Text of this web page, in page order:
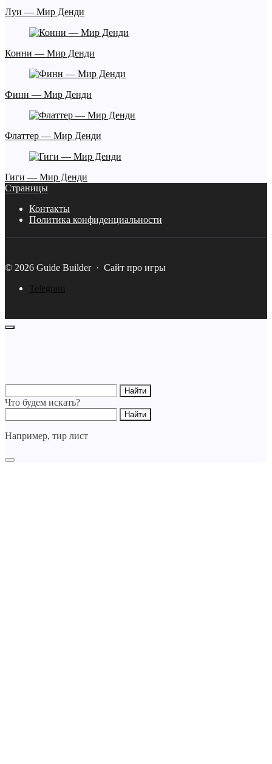
Луи — Мир Денди
Конни — Мир Денди
Финн — Мир Денди
Флаттер — Мир Денди
Гиги — Мир Денди
Страницы
Контакты
Политика конфиденциальности
© 2026 Guide Builder· Сайт про игры
Telegram
Что будем искать?
Например, тир лист